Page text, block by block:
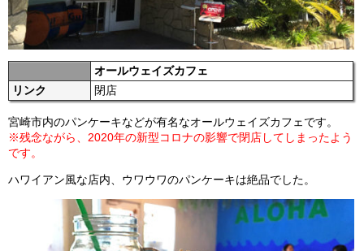
オールウェイズカフェ
リンク
閉店
宮崎市内のパンケーキなどが有名なオールウェイズカフェです。
※残念ながら、2020年の新型コロナの影響で閉店してしまったよう
です。
ハワイアン風な店内、ウワウワのパンケーキは絶品でした。